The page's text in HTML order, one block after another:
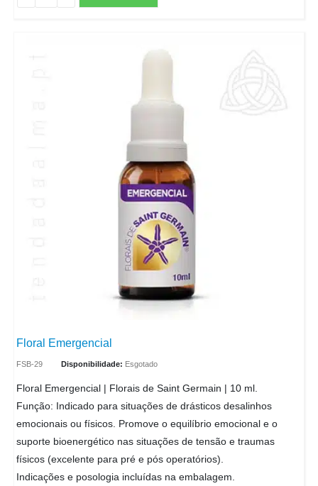
Floral Emergencial
FSB-29 Disponibilidade: Esgotado
Floral Emergencial | Florais de Saint Germain | 10 ml.
Função: Indicado para situações de drásticos desalinhos
emocionais ou físicos. Promove o equilíbrio emocional e o
suporte bioenergético nas situações de tensão e traumas
físicos (excelente para pré e pós operatórios).
Indicações e posologia incluídas na embalagem.